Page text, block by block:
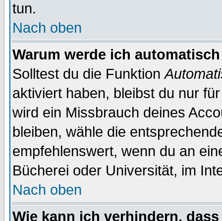
tun.
Nach oben
Warum werde ich
Solltest du die Funktion
aktiviert haben, bleibst du nur
wird ein Missbrauch deines
bleiben, wähle die
empfehlenswert, wenn du an
Bücherei oder Universität, im
Nach oben
Wie kann ich verhindern,